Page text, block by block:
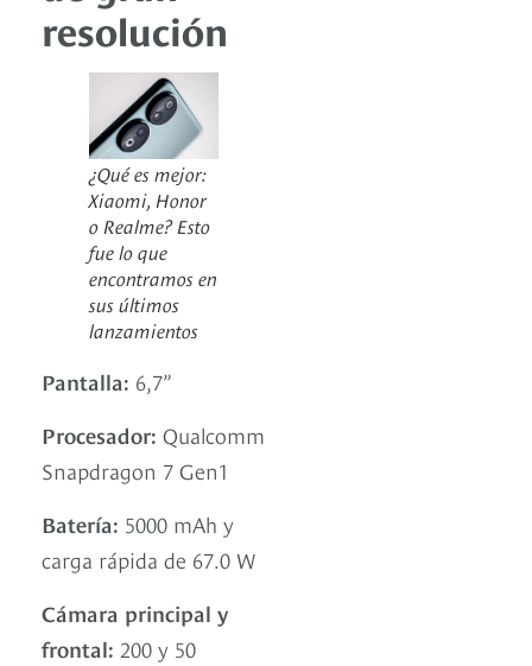
resolución
¿Qué es mejor:
Xiaomi, Honor
o Realme? Esto
fue lo que
encontramos en
sus últimos
lanzamientos
Pantalla: 6,7”
Procesador: Qualcomm
Snapdragon 7 Gen1
Batería: 5000 mAh y
carga rápida de 67.0 W
Cámara principal y
frontal: 200 y 50